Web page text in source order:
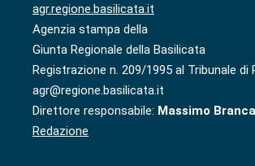
agr.regione.basilicata.it
Agenzia stampa della
Giunta Regionale della Basilicata
Registrazione n. 209/1995 al Tribunale di
agr@regione.basilicata.it
Direttore responsabile: Massimo
Redazione